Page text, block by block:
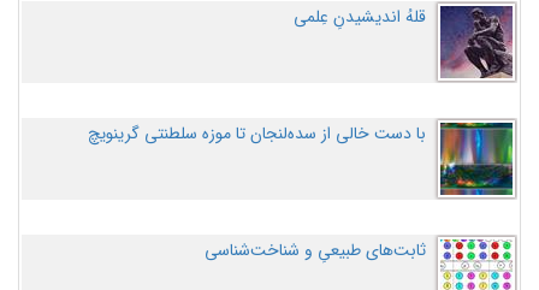
قلهُ اندیشیدنِ عِلمی
با دست خالی از سده‌لنجان تا موزه سلطنتی گرینویچ
ثابت‌های طبیعیِ و شناخت‌شناسی